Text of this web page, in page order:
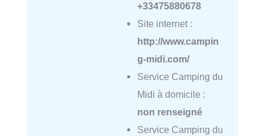
+33475880678
Site internet :
http://www.campin
g-midi.com/
Service Camping du
Midi à domicile :
non renseigné
Service Camping du